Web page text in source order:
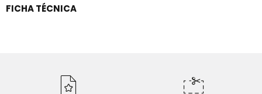
FICHA TÉCNICA